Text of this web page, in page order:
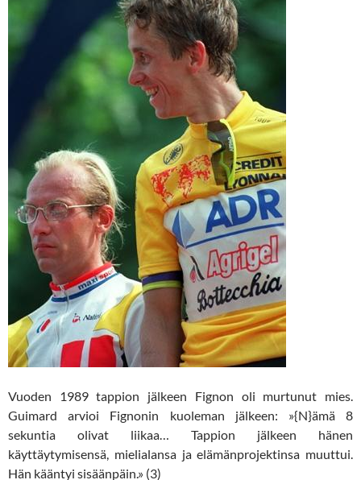
Vuoden 1989 tappion jälkeen Fignon oli murtunut mies.
Guimard arvioi Fignonin kuoleman jälkeen: »{N}ämä 8
sekuntia olivat liikaa… Tappion jälkeen hänen
käyttäytymisensä, mielialansa ja elämänprojektinsa muuttui.
Hän kääntyi sisäänpäin.» (3)